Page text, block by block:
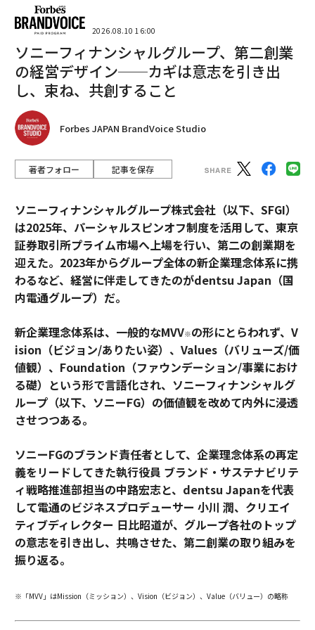
2026.08.10 16:00
ソニーフィナンシャルグループ、第二創業
の経営デザイン──カギは意志を引き出
し、束ね、共創すること
Forbes JAPAN BrandVoice Studio
著者フォロー 記事を保存
ソニーフィナンシャルグループ株式会社（以下、SFGI）
は2025年、パーシャルスピンオフ制度を活用して、東京
証券取引所プライム市場へ上場を行い、第二の創業期を
迎えた。2023年からグループ全体の新企業理念体系に携
わるなど、経営に伴走してきたのがdentsu Japan（国
内電通グループ）だ。
新企業理念体系は、一般的なMVV※の形にとらわれず、V
ision（ビジョン/ありたい姿）、Values（バリューズ/価
値観）、Foundation（ファウンデーション/事業におけ
る礎）という形で言語化され、ソニーフィナンシャルグ
ループ（以下、ソニーFG）の価値観を改めて内外に浸透
させつつある。
ソニーFGのブランド責任者として、企業理念体系の再定
義をリードしてきた執行役員 ブランド・サステナビリテ
ィ戦略推進部担当の中路宏志と、dentsu Japanを代表
して電通のビジネスプロデューサー 小川 潤、クリエイ
ティブディレクター 日比昭道が、グループ各社のトップ
の意志を引き出し、共鳴させた、第二創業の取り組みを
振り返る。
※「MVV」はMission（ミッション）、Vision（ビジョン）、Value（バリュー）の略称